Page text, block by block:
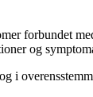
forbundet
og